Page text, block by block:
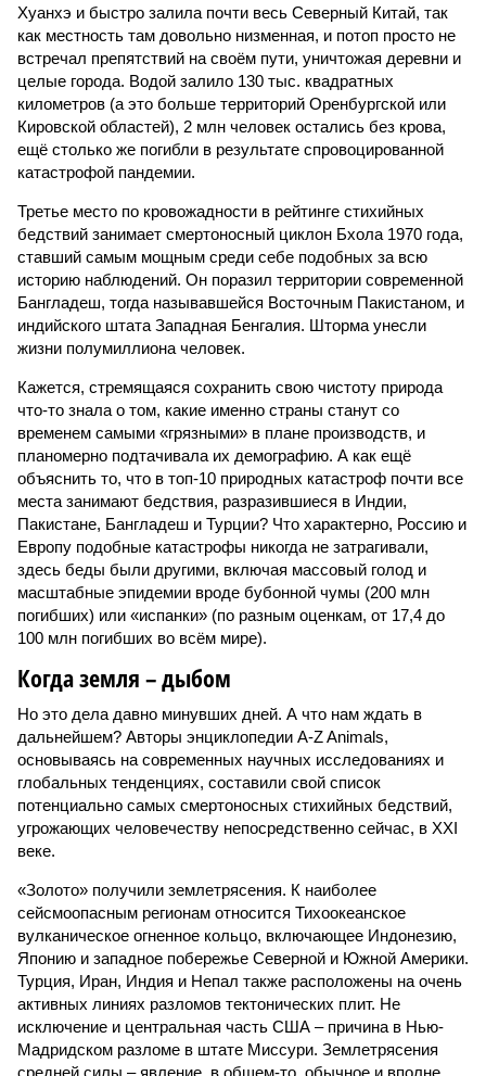
Хуанхэ и быстро залила почти весь Северный Китай, так
как местность там довольно низменная, и потоп просто не
встречал препятствий на своём пути, уничтожая деревни и
целые города. Водой залило 130 тыс. квадратных
километров (а это больше территорий Оренбургской или
Кировской областей), 2 млн человек остались без крова,
ещё столько же погибли в результате спровоцированной
катастрофой пандемии.
Третье место по кровожадности в рейтинге стихийных
бедствий занимает смертоносный циклон Бхола 1970 года,
ставший самым мощным среди себе подобных за всю
историю наблюдений. Он поразил территории современной
Бангладеш, тогда называвшейся Восточным Пакистаном, и
индийского штата Западная Бенгалия. Шторма унесли
жизни полумиллиона человек.
Кажется, стремящаяся сохранить свою чистоту природа
что-то знала о том, какие именно страны станут со
временем самыми «грязными» в плане производств, и
планомерно подтачивала их демографию. А как ещё
объяснить то, что в топ-10 природных катастроф почти все
места занимают бедствия, разразившиеся в Индии,
Пакистане, Бангладеш и Турции? Что характерно, Россию и
Европу подобные катастрофы никогда не затрагивали,
здесь беды были другими, включая массовый голод и
масштабные эпидемии вроде бубонной чумы (200 млн
погибших) или «испанки» (по разным оценкам, от 17,4 до
100 млн погибших во всём мире).
Когда земля – дыбом
Но это дела давно минувших дней. А что нам ждать в
дальнейшем? Авторы энциклопедии A-Z Animals,
основываясь на современных научных исследованиях и
глобальных тенденциях, составили свой список
потенциально самых смертоносных стихийных бедствий,
угрожающих человечеству непосредственно сейчас, в XXI
веке.
«Золото» получили землетрясения. К наиболее
сейсмоопасным регионам относится Тихоокеанское
вулканическое огненное кольцо, включающее Индонезию,
Японию и западное побережье Северной и Южной Америки.
Турция, Иран, Индия и Непал также расположены на очень
активных линиях разломов тектонических плит. Не
исключение и центральная часть США – причина в Нью-
Мадридском разломе в штате Миссури. Землетрясения
средней силы – явление, в общем-то, обычное и вполне